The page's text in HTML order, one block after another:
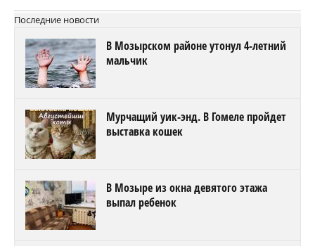
Последние новости
В Мозырском районе утонул 4-летний
мальчик
Мурчащий уик-энд. В Гомеле пройдет
выставка кошек
В Мозыре из окна девятого этажа
выпал ребенок